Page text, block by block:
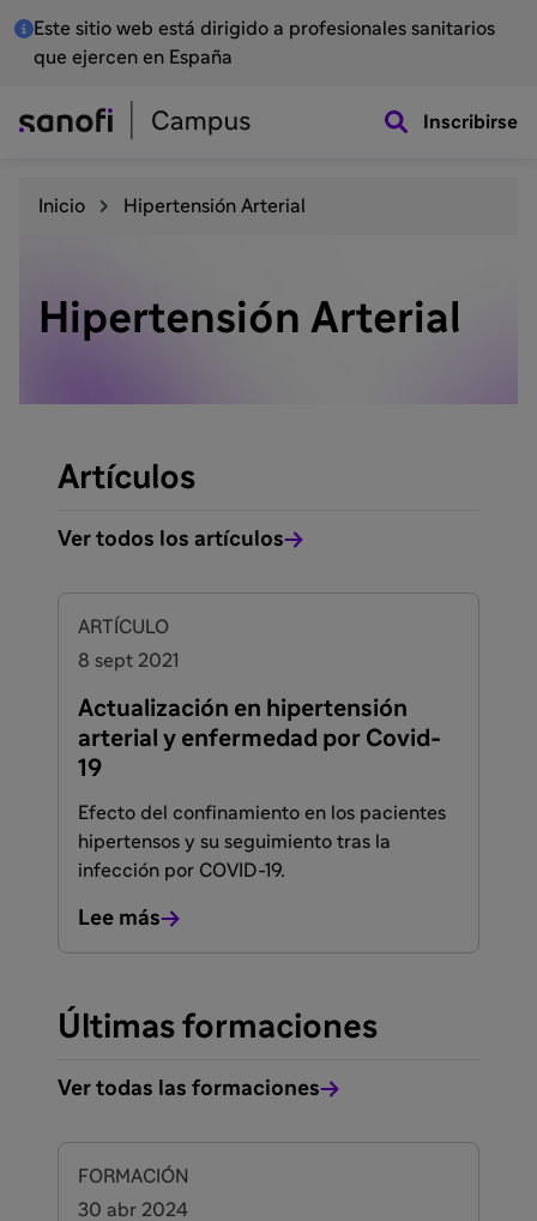
Este sitio web está dirigido a profesionales sanitarios
que ejercen en España
Inscribirse
Inicio Hipertensión Arterial
Hipertensión Arterial
Artículos
Ver todos los artículos
ARTÍCULO
8 sept 2021
Actualización en hipertensión
arterial y enfermedad por Covid-
19
Efecto del confinamiento en los pacientes
hipertensos y su seguimiento tras la
infección por COVID-19.
Lee más
Últimas formaciones
Ver todas las formaciones
FORMACIÓN
30 abr 2024